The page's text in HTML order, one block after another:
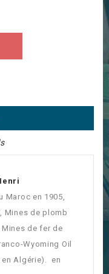
Maroc en 1905,
Mines de plomb
Mines de fer de
Wyoming Oil
en Algérie). en